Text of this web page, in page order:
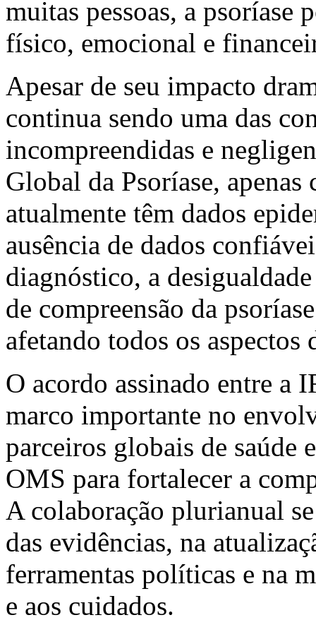
muitas pessoas, a psoríase
físico, emocional e
Apesar de seu impacto
continua sendo uma das
incompreendidas e
Global da Psoríase, apenas
atualmente têm dados
ausência de dados
diagnóstico, a
de compreensão da
afetando todos os aspectos
O acordo assinado entre a
marco importante no
parceiros globais de saúde
OMS para fortalecer a
A colaboração plurianual
das evidências, na
ferramentas políticas e na
e aos cuidados.